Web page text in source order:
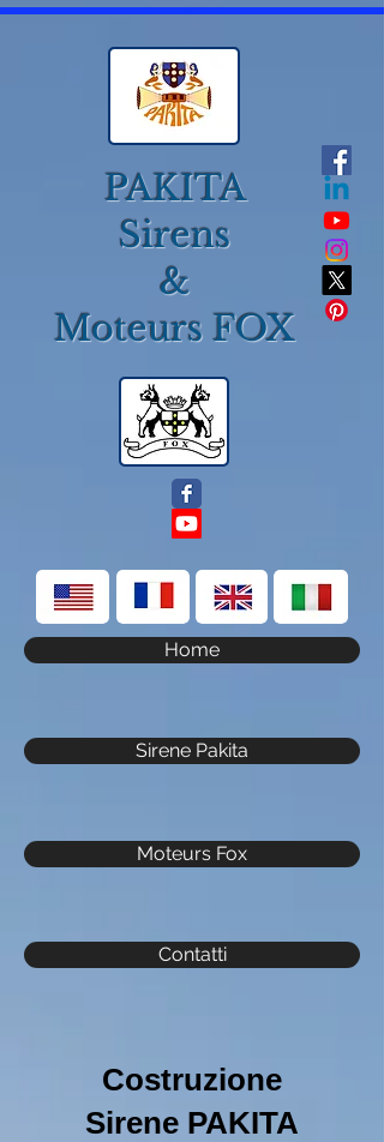
PAKITA
Sirens
&
Moteurs FOX
Home
Sirene Pakita
Moteurs Fox
Contatti
Costruzione
Sirene PAKITA